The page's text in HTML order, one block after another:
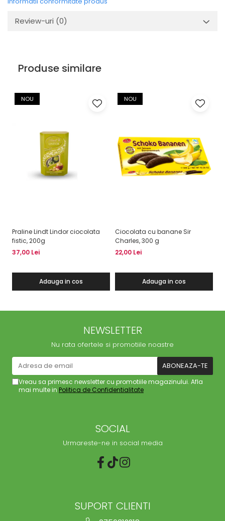
Review-uri (0)
Produse similare
NOU
Praline Lindt Lindor ciocolata
fistic, 200g
37,00 Lei
Adauga in cos
NOU
Ciocolata cu banane Sir
Charles, 300 g
22,00 Lei
Adauga in cos
NEWSLETTER
Nu rata ofertele si promotiile noastre
Vreau sa primesc newsletter cu promotiile magazinului. Afla
mai multe in Politica de Confidentialitate
SOCIAL
Urmareste-ne in social media
SUPORT CLIENTI